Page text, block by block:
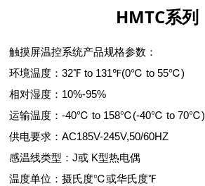
HMTC系列
触摸屏温控系统产品规格参数：
环境温度：32℉ to 131℉(0℃ to 55℃)
相对湿度：10%-95%
运输温度：-40℃ to 158℃(-40℃ to 70℃)
供电要求：AC185V-245V,50/60HZ
感温线类型：J或 K型热电偶
温度单位：摄氏度℃或华氏度℉